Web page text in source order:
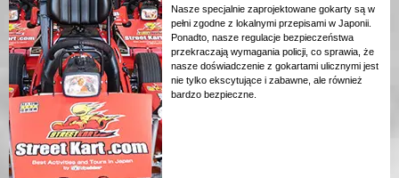
Nasze specjalnie zaprojektowane gokarty są w
pełni zgodne z lokalnymi przepisami w Japonii.
Ponadto, nasze regulacje bezpieczeństwa
przekraczają wymagania policji, co sprawia, że
nasze doświadczenie z gokartami ulicznymi jest
nie tylko ekscytujące i zabawne, ale również
bardzo bezpieczne.